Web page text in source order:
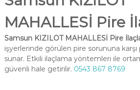
MAHALLESİ Pire
Samsun KIZILOT MAHALLESİ Pire
işyerlerinde görülen pire sorununa
sunar. Etkili ilaçlama yöntemleri ile
güvenli hale getirilir. 0543 867 8769